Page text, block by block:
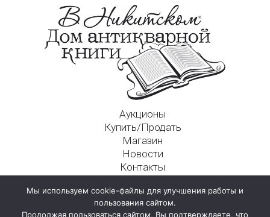
Аукционы
Купить/Продать
Магазин
Новости
Контакты
125009, г. Москва, Никитский пер., д. 4а, стр. 1
Мы используем cookie-файлы для улучшения работы и
пользования сайтом.
Продолжая пользоваться сайтом, Вы подтверждаете, что